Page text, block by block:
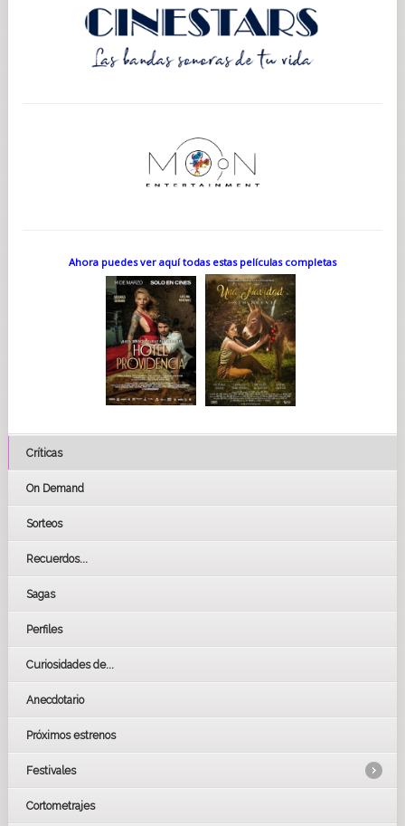
Ahora puedes ver aquí todas estas películas completas
Críticas
On Demand
Sorteos
Recuerdos...
Sagas
Perfiles
Curiosidades de...
Anecdotario
Próximos estrenos
Festivales
LOS OSCARS
Cortometrajes